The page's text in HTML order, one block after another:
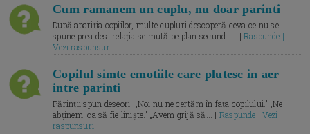
Cum ramanem un cuplu, nu doar parinti
După apariția copiilor, multe cupluri descoperă ceva ce nu se
spune prea des: relația se mută pe plan secund. ... |Raspunde |
Vezi raspunsuri
Copilul simte emotiile care plutesc in aer
intre parinti
Părinții spun deseori: „Noi nu ne certăm în fața copilului.” „Ne
abținem, ca să fie liniște.” „Avem grijă să... | Raspunde | Vezi
raspunsuri